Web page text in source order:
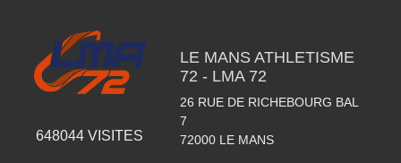
648044 VISITES
LE MANS ATHLETISME
72 - LMA 72
26 RUE DE RICHEBOURG BAL
7
72000 LE MANS